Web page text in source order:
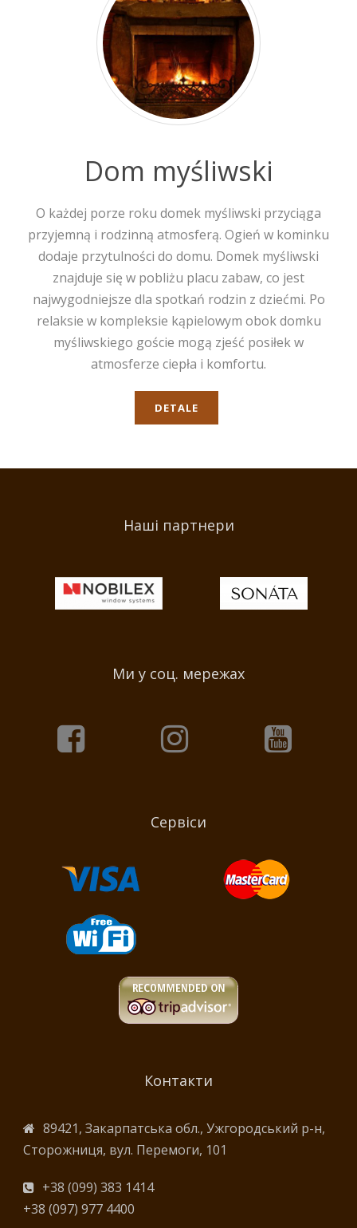
Dom myśliwski
O każdej porze roku domek myśliwski przyciąga
przyjemną i rodzinną atmosferą. Ogień w kominku
dodaje przytulności do domu. Domek myśliwski
znajduje się w pobliżu placu zabaw, co jest
najwygodniejsze dla spotkań rodzin z dziećmi. Po
relaksie w kompleksie kąpielowym obok domku
myśliwskiego goście mogą zjeść posiłek w
atmosferze ciepła i komfortu.
DETALE
Наші партнери
Ми у соц. мережах
Сервіси
Контакти
89421, Закарпатська обл., Ужгородський р-н,
Сторожниця, вул. Перемоги, 101
+38 (099) 383 1414
+38 (097) 977 4400